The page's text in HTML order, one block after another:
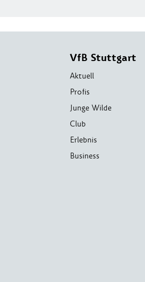
VfB Stuttgart
Aktuell
Profis
Junge Wilde
Club
Erlebnis
Business